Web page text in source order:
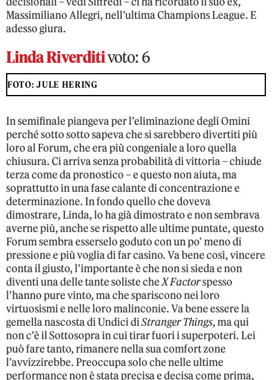
Massimiliano Allegri, nell’ultima Champions League. E
adesso giura.
Linda Riverditivoto: 6
FOTO: JULE HERING
In semifinale piangeva per l’eliminazione degli Omini
perché sotto sotto sapeva che si sarebbero divertiti più
loro al Forum, che era più congeniale a loro quella
chiusura. Ci arriva senza probabilità di vittoria – chiude
terza come da pronostico – e questo non aiuta, ma
soprattutto in una fase calante di concentrazione e
determinazione. In fondo quello che doveva
dimostrare, Linda, lo ha già dimostrato e non sembrava
averne più, anche se rispetto alle ultime puntate, questo
Forum sembra esserselo goduto con un po’ meno di
pressione e più voglia di far casino. Va bene così, vincere
conta il giusto, l’importante è che non si sieda e non
diventi una delle tante soliste cheX Factorspesso
l’hanno pure vinto, ma che spariscono nei loro
virtuosismi e nelle loro malinconie. Va bene essere la
gemella nascosta di Undici diStranger Things, ma qui
non c’è il Sottosopra in cui tirar fuori i superpoteri. Lei
può fare tanto, rimanere nella sua comfort zone
l’avvizzirebbe. Preoccupa solo che nelle ultime
performance non è stata precisa e decisa come prima,